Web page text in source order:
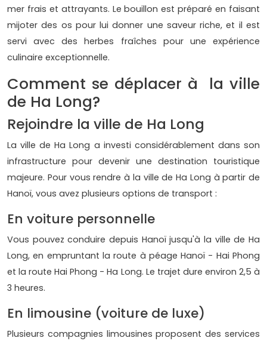
mer frais et attrayants. Le bouillon est préparé en faisant
mijoter des os pour lui donner une saveur riche, et il est
servi avec des herbes fraîches pour une expérience
culinaire exceptionnelle.
Comment se déplacer à la ville
de Ha Long?
Rejoindre la ville de Ha Long
La ville de Ha Long a investi considérablement dans son
infrastructure pour devenir une destination touristique
majeure. Pour vous rendre à la ville de Ha Long à partir de
Hanoï, vous avez plusieurs options de transport :
En voiture personnelle
Vous pouvez conduire depuis Hanoï jusqu'à la ville de Ha
Long, en empruntant la route à péage Hanoï - Hai Phong
et la route Hai Phong - Ha Long. Le trajet dure environ 2,5 à
3 heures.
En limousine (voiture de luxe)
Plusieurs compagnies limousines proposent des services